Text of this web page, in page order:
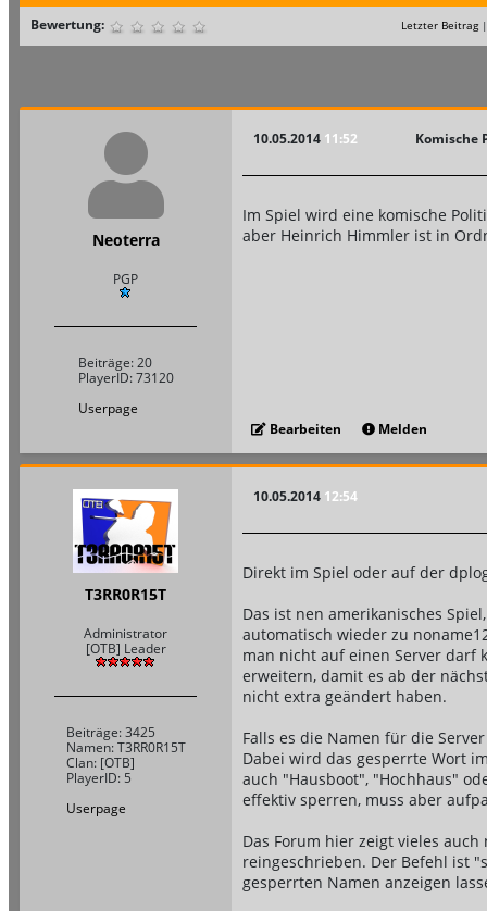
Bewertung: Letzter Beitrag
Neoterra
PGP
Beiträge: 20
PlayerID: 73120
Userpage
10.05.2014 11:52 Komische
Im Spiel wird eine komische
aber Heinrich Himmler ist in
Bearbeiten Melden
T3RR0R15T
Administrator
[OTB] Leader
Beiträge: 3425
Namen: T3RR0R15T
Clan: [OTB]
PlayerID: 5
Userpage
10.05.2014 12:54
Direkt im Spiel oder auf der
Das ist nen amerikanisches
automatisch wieder zu
man nicht auf einen Server darf
erweitern, damit es ab der
nicht extra geändert haben.
Falls es die Namen für die
Dabei wird das gesperrte Wort
auch "Hausboot", "Hochhaus"
effektiv sperren, muss aber
Das Forum hier zeigt vieles
reingeschrieben. Der Befehl ist
gesperrten Namen anzeigen